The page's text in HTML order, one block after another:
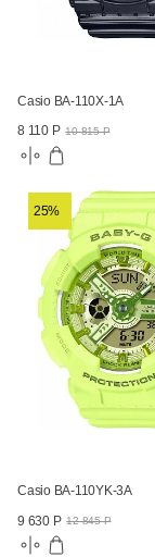
Casio BA-110X-1A
8 110 Р 10 815 Р
25%
Casio BA-110YK-3A
9 630 Р 12 845 Р